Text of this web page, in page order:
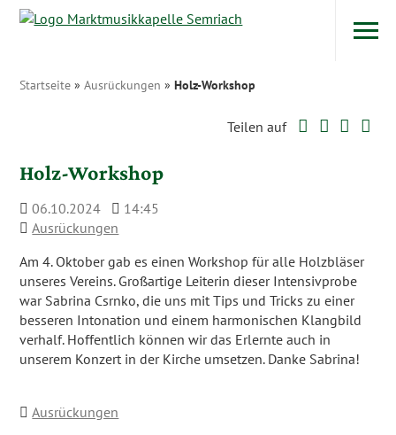
Startseite »Ausrückungen »Holz-Workshop
Teilen auf TwitterFacebook
Holz-Workshop
06.10.2024
14:45
Ausrückungen
Am 4. Oktober gab es einen Workshop für alle Holzbläser
unseres Vereins. Großartige Leiterin dieser Intensivprobe
war Sabrina Csrnko, die uns mit Tips und Tricks zu einer
besseren Intonation und einem harmonischen Klangbild
verhalf. Hoffentlich können wir das Erlernte auch in
unserem Konzert in der Kirche umsetzen. Danke Sabrina!
Ausrückungen